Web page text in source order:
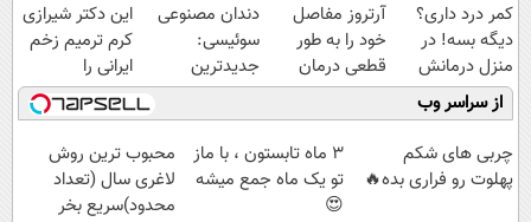
کمر درد داری؟
دیگه بسه! در
منزل درمانش
کن
(◀پرسش‌نامه)
آرتروز مفاصل
خود را به طور
قطعی درمان
کنید!
◗پرسش‌نامه◖
دندان مصنوعی
سوئیسی:
جدیدترین
فناوری اروپا،
سبک و مقاوم |
پرداخت قسطی
این دکتر شیرازی
کرم ترمیم زخم
ایرانی را
ساخت!!!
از سراسر وب
چربی های شکم
پهلوت رو فراری بده🔥
3 ماه تابستون ، با ماز
تو یک ماه جمع میشه
😍
محبوب ترین روش
لاغری سال (تعداد
محدود)سریع بخر